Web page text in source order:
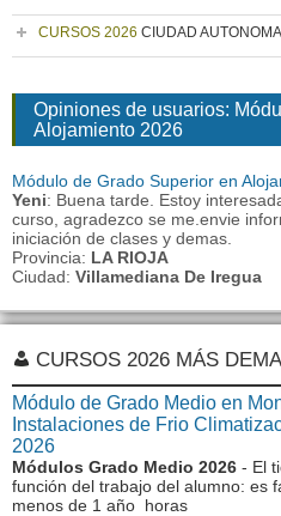
CURSOS 2026 CIUDAD
Opiniones de usuarios:
Alojamiento 2026
Módulo de Grado Superior en
Yeni: Buena tarde. Estoy
curso, agradezco se me.envie
iniciación de clases y demas.
Provincia: LA RIOJA
Ciudad: Villamediana De Iregua
CURSOS 2026 MÁS
Módulo de Grado Medio en
Instalaciones de Frio
2026
Módulos Grado Medio 2026 - El
función del trabajo del alumno: es
menos de 1 año horas